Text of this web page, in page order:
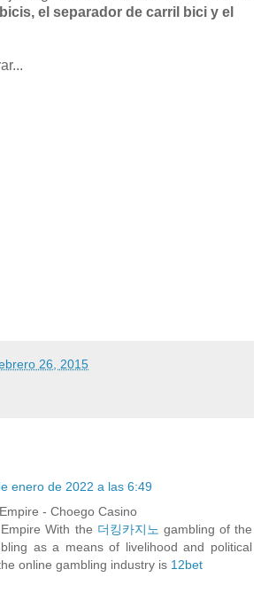
el separador de carril bici y el
26, 2015
enero de 2022 a las 6:49
- Choego Casino
With the 더킹카지노 gambling of the
as a means of livelihood and political
online gambling industry is 12bet